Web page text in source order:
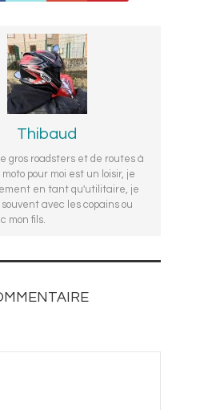
Thibaud
gros roadsters et de routes à
pour moi est un loisir, je
en tant qu'utilitaire, je
avec les copains ou
mon fils.